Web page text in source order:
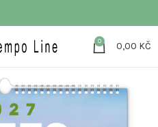
0 0,00 KČ